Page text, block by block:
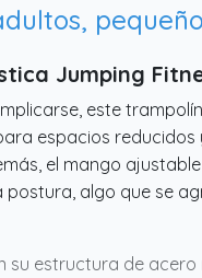
Jumping
este
espacios reducidos
el mango
algo que se
su estructura de